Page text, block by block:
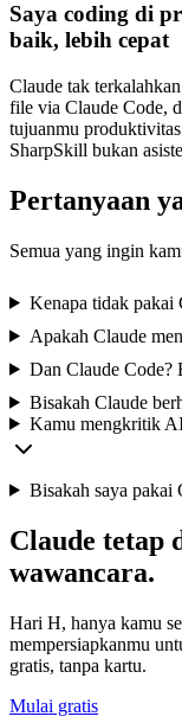
Saya coding di
baik, lebih cepat
Claude tak
file via Claude Code,
tujuanmu
SharpSkill bukan
Pertanyaan
Semua yang ingin
Kenapa tidak pakai
Apakah Claude
Dan Claude Code?
Bisakah Claude
Kamu mengkritik
Bisakah saya
Claude tetap
wawancara.
Hari H, hanya kamu
mempersiapkanmu
gratis, tanpa kartu.
Mulai gratis